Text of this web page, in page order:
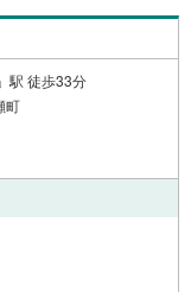
駅 徒歩33分
町